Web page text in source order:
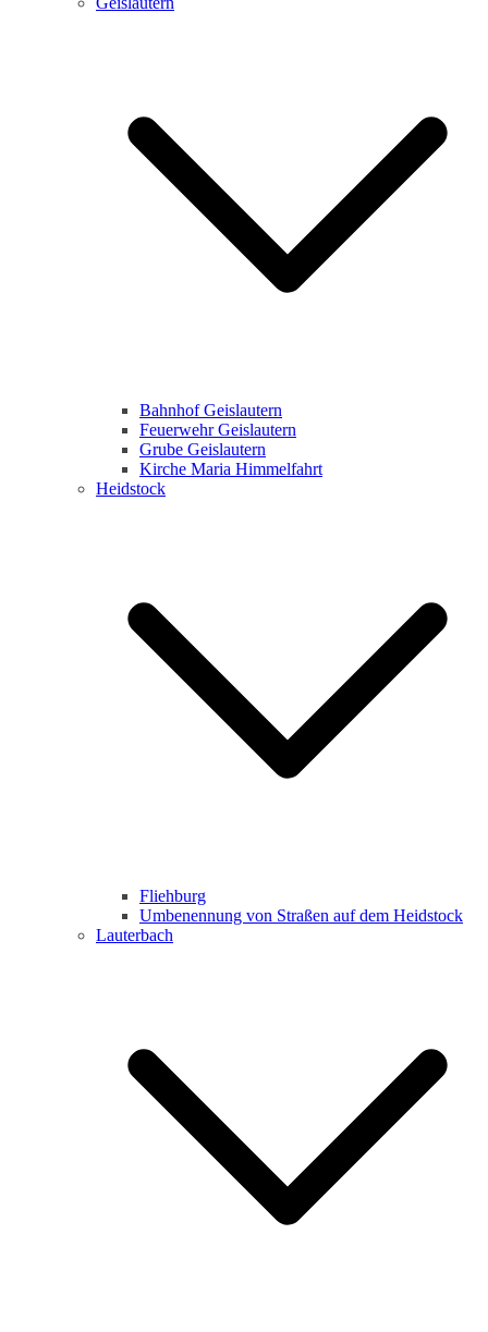
Bahnhof Geislautern
Feuerwehr Geislautern
Grube Geislautern
Kirche Maria Himmelfahrt
Heidstock
Fliehburg
Umbenennung von Straßen auf dem Heidstock
Lauterbach